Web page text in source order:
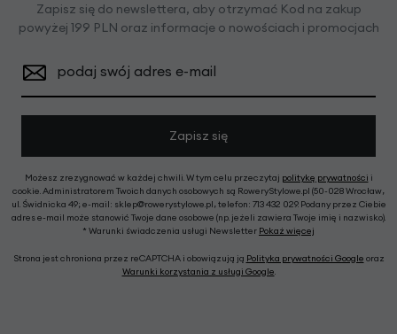
Zapisz się do newslettera, aby otrzymać Kod na zakup
powyżej 199 PLN oraz informacje o nowościach i promocjach
podaj swój adres e-mail
Zapisz się
Możesz zrezygnować w każdej chwili. W tym celu przeczytaj politykę prywatności i
cookie. Administratorem Twoich danych osobowych są RoweryStylowe.pl (50-028 Wrocław,
ul. Świdnicka 49; e-mail: sklep@rowerystylowe.pl, telefon: 713 432 029. Podany przez Ciebie
adres e-mail może stanowić Twoje dane osobowe (np. jeżeli zawiera Twoje imię i nazwisko).
* Warunki świadczenia usługi Newsletter Pokaż więcej
Strona jest chroniona przez reCAPTCHA i obowiązują ją Polityka prywatności Google oraz
Warunki korzystania z usługi Google.